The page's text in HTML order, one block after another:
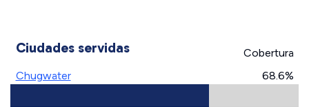
Ciudades servidas
Cobertura
Chugwater
68.6%